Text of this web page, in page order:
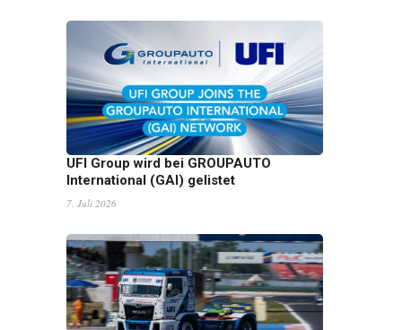
UFI Group wird bei GROUPAUTO
International (GAI) gelistet
7. Juli 2026